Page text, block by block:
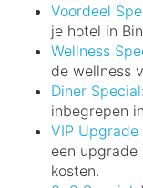
Voordeel
je hotel in
Wellness
de wellness
Diner Special
inbegrepen
VIP Upgrade
een upgrade
kosten.